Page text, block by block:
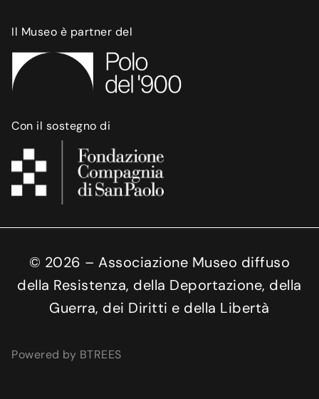
Il Museo è partner del
Con il sostegno di
© 2026 – Associazione Museo diffuso
della Resistenza, della Deportazione, della
Guerra, dei Diritti e della Libertà
Powered by BTREES